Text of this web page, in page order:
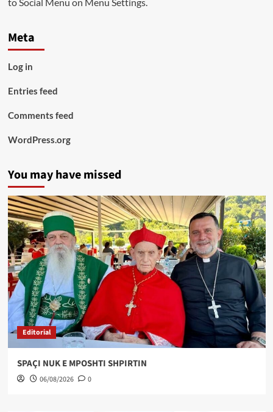
Meta
Log in
Entries feed
Comments feed
WordPress.org
You may have missed
Editorial
SPAÇI NUK E MPOSHTI SHPIRTIN
06/08/2026 0